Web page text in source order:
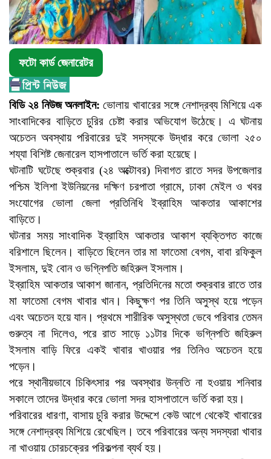
ফটো কার্ড জেনারেটর
বিডি ২৪ নিউজ অনলাইন: ভোলায় খাবারের সঙ্গে নেশাদ্রব্য মিশিয়ে এক
সাংবাদিকের বাড়িতে চুরির চেষ্টা করার অভিযোগ উঠেছে। এ ঘটনায়
অচেতন অবস্থায় পরিবারের দুই সদস্যকে উদ্ধার করে ভোলা ২৫০
শয্যা বিশিষ্ট জেনারেল হাসপাতালে ভর্তি করা হয়েছে।
ঘটনাটি ঘটেছে শুক্রবার (২৪ অক্টোবর) দিবাগত রাতে সদর উপজেলার
পশ্চিম ইলিশা ইউনিয়নের দক্ষিণ চরপাতা গ্রামে, ঢাকা মেইল ও খবর
সংযোগের ভোলা জেলা প্রতিনিধি ইব্রাহিম আকতার আকাশের
বাড়িতে।
ঘটনার সময় সাংবাদিক ইব্রাহিম আকতার আকাশ ব্যক্তিগত কাজে
বরিশালে ছিলেন। বাড়িতে ছিলেন তার মা ফাতেমা বেগম, বাবা রফিকুল
ইসলাম, দুই বোন ও ভগ্নিপতি জহিরুল ইসলাম।
ইব্রাহিম আকতার আকাশ জানান, প্রতিদিনের মতো শুক্রবার রাতে তার
মা ফাতেমা বেগম খাবার খান। কিছুক্ষণ পর তিনি অসুস্থ হয়ে পড়েন
এবং অচেতন হয়ে যান। প্রথমে শারীরিক অসুস্থতা ভেবে পরিবার তেমন
গুরুত্ব না দিলেও, পরে রাত সাড়ে ১১টার দিকে ভগ্নিপতি জহিরুল
ইসলাম বাড়ি ফিরে একই খাবার খাওয়ার পর তিনিও অচেতন হয়ে
পড়েন।
পরে স্থানীয়ভাবে চিকিৎসার পর অবস্থার উন্নতি না হওয়ায় শনিবার
সকালে তাদের উদ্ধার করে ভোলা সদর হাসপাতালে ভর্তি করা হয়।
পরিবারের ধারণা, বাসায় চুরি করার উদ্দেশে কেউ আগে থেকেই খাবারের
সঙ্গে নেশাদ্রব্য মিশিয়ে রেখেছিল। তবে পরিবারের অন্য সদস্যরা খাবার
না খাওয়ায় চোরচক্রের পরিকল্পনা ব্যর্থ হয়।